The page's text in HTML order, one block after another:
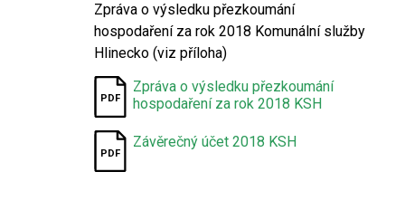
Zpráva o výsledku přezkoumání
hospodaření za rok 2018 Komunální služby
Hlinecko (viz příloha)
Zpráva o výsledku přezkoumání
hospodaření za rok 2018 KSH
Závěrečný účet 2018 KSH